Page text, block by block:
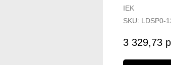
IEK
SKU: LDSP0-
3 329,73